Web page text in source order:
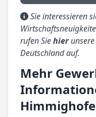
Sie interessieren
rufen Siehierunsere
Deutschland auf.
Mehr